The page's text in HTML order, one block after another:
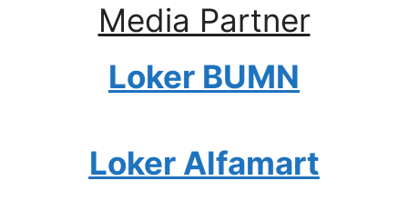
Media Partner
Loker BUMN
Loker Alfamart